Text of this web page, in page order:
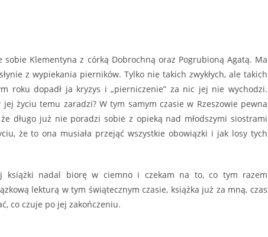
sobie Klementyna z córką Dobrochną oraz Pogrubioną Agatą. Ma
z wypiekania pierników. Tylko nie takich zwykłych, ale takich
roku dopadł ja kryzys i „pierniczenie” za nic jej nie wychodzi.
życiu temu zaradzi? W tym samym czasie w Rzeszowie pewna
długo już nie poradzi sobie z opieką nad młodszymi siostrami
że to ona musiała przejąć wszystkie obowiązki i jak losy tych
książki nadal biorę w ciemno i czekam na to, co tym razem
lekturą w tym świątecznym czasie, książka już za mną, czas
co czuje po jej zakończeniu.